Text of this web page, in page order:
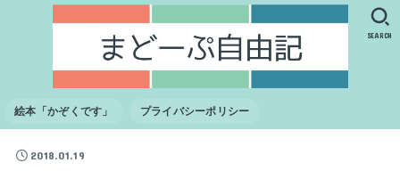
絵本「かぞくです」 プライバシーポリシー
SEARCH
2018.01.19